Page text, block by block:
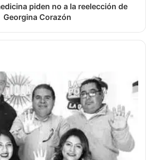
piden no a la reelección de
Georgina Corazón